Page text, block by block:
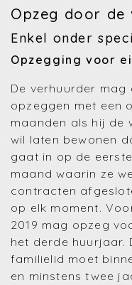
Opzeg door de
Enkel onder
Opzegging voor
De verhuurder mag
opzeggen met een
maanden als hij de
wil laten bewonen
gaat in op de
maand waarin ze
contracten
op elk moment.
2019 mag opzeg
het derde huurjaar.
familielid moet
en minstens twee